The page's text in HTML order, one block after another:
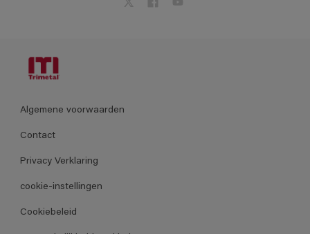
Algemene voorwaarden
Contact
Privacy Verklaring
cookie-instellingen
Cookiebeleid